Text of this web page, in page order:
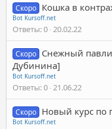
Скоро Кошка в
Bot Kursoff.net
Ответы 0 20.02.22
Скоро Снежный
Дубинина]
Bot Kursoff.net
Ответы 0 21.06.22
Скоро Новый курс по
Bot Kursoff.net